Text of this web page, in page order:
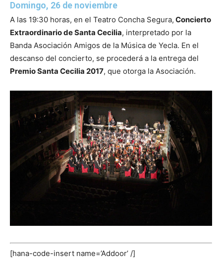
Domingo, 26 de noviembre
A las 19:30 horas, en el Teatro Concha Segura, Concierto
Extraordinario de Santa Cecilia, interpretado por la
Banda Asociación Amigos de la Música de Yecla. En el
descanso del concierto, se procederá a la entrega del
Premio Santa Cecilia 2017, que otorga la Asociación.
[hana-code-insert name=’Addoor’ /]